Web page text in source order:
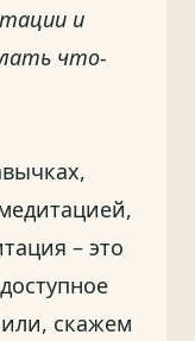
и
что-
– это
скажем